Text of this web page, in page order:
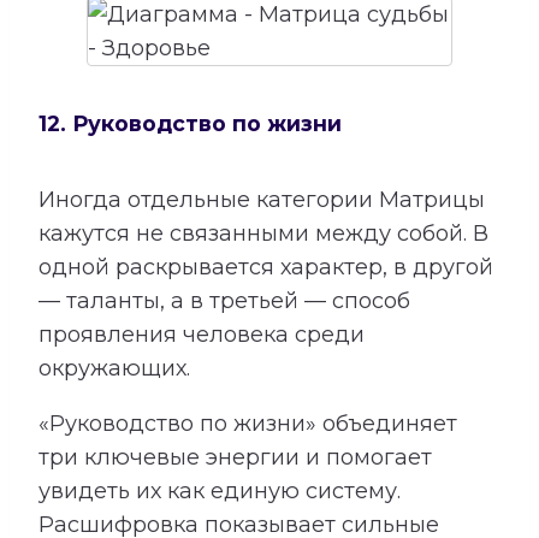
12. Руководство по жизни
Иногда отдельные категории Матрицы
кажутся не связанными между собой. В
одной раскрывается характер, в другой
— таланты, а в третьей — способ
проявления человека среди
окружающих.
«Руководство по жизни» объединяет
три ключевые энергии и помогает
увидеть их как единую систему.
Расшифровка показывает сильные